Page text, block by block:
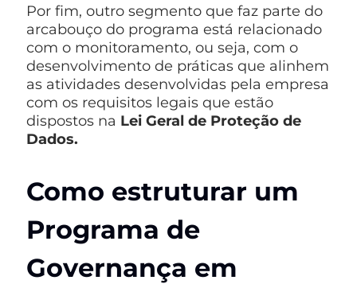
Por fim, outro segmento que faz parte do
arcabouço do programa está relacionado
com o monitoramento, ou seja, com o
desenvolvimento de práticas que alinhem
as atividades desenvolvidas pela empresa
com os requisitos legais que estão
dispostos na Lei Geral de Proteção de
Dados.
Como estruturar um
Programa de
Governança em